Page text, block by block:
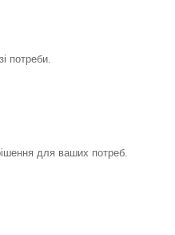
потреби.
для ваших потреб.